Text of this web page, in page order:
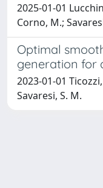
2025-01-01
Corno, M.;
Optimal
generation for
2023-01-01
Savaresi, S. M.